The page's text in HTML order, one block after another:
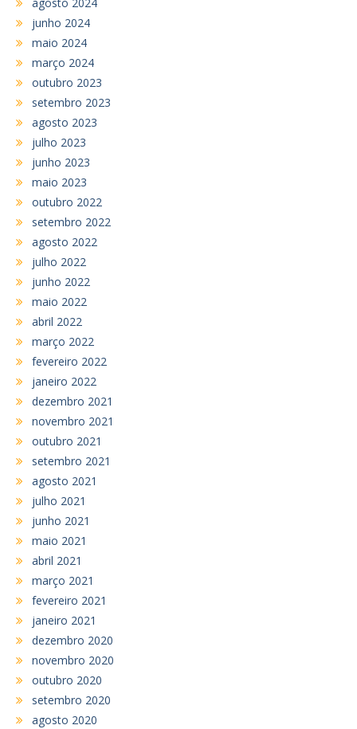
junho 2024
maio 2024
março 2024
outubro 2023
setembro 2023
agosto 2023
julho 2023
junho 2023
maio 2023
outubro 2022
setembro 2022
agosto 2022
julho 2022
junho 2022
maio 2022
abril 2022
março 2022
fevereiro 2022
janeiro 2022
dezembro 2021
novembro 2021
outubro 2021
setembro 2021
agosto 2021
julho 2021
junho 2021
maio 2021
abril 2021
março 2021
fevereiro 2021
janeiro 2021
dezembro 2020
novembro 2020
outubro 2020
setembro 2020
agosto 2020